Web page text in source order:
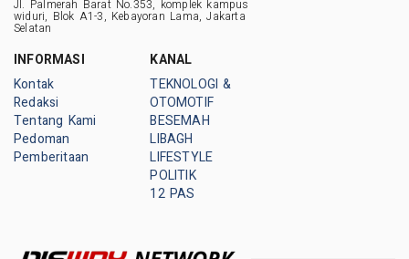
Jl. Palmerah Barat No.353, komplek kampus
widuri, Blok A1-3, Kebayoran Lama, Jakarta
Selatan
INFORMASI
Kontak
Redaksi
Tentang Kami
Pedoman
Pemberitaan
KANAL
TEKNOLOGI &
OTOMOTIF
BESEMAH
LIBAGH
LIFESTYLE
POLITIK
12 PAS